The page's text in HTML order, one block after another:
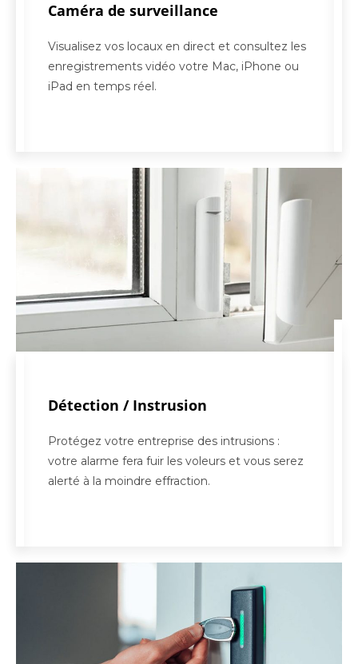
Caméra de surveillance
Visualisez vos locaux en direct et consultez les
enregistrements vidéo votre Mac, iPhone ou
iPad en temps réel.
Détection / Instrusion
Protégez votre entreprise des intrusions :
votre alarme fera fuir les voleurs et vous serez
alerté à la moindre effraction.